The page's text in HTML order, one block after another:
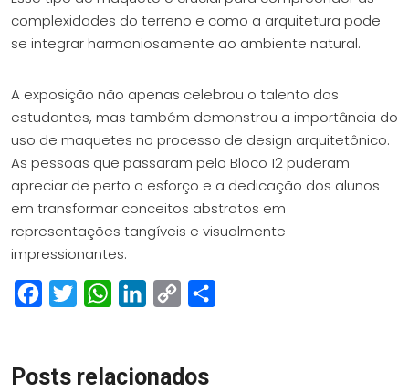
complexidades do terreno e como a arquitetura pode
se integrar harmoniosamente ao ambiente natural.
A exposição não apenas celebrou o talento dos
estudantes, mas também demonstrou a importância do
uso de maquetes no processo de design arquitetônico.
As pessoas que passaram pelo Bloco 12 puderam
apreciar de perto o esforço e a dedicação dos alunos
em transformar conceitos abstratos em
representações tangíveis e visualmente
impressionantes.
FacebookTwitterWhatsAppLinkedIn
Copy
Posts relacionados